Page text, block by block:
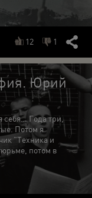
12 1
Юрий
себя… Года три,
Потом я
"Техника и
потом в